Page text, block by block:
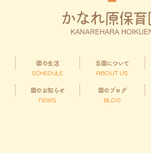
園の生活
SCHEDULE
当園について
ABOUT US
園のお知らせ
NEWS
園のブログ
BLOG